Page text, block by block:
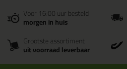
Voor 16:00 uur besteld
morgen in huis
Grootste assortiment
uit voorraad leverbaar